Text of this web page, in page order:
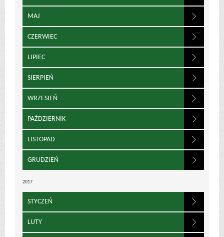
MAJ
CZERWIEC
LIPIEC
SIERPIEŃ
WRZESIEŃ
PAŹDZIERNIK
LISTOPAD
GRUDZIEŃ
2017
STYCZEŃ
LUTY